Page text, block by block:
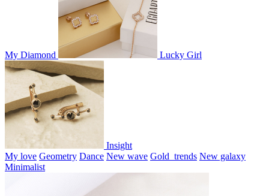
My Diamond Lucky Girl
Insight
My love Geometry Dance New wave Gold_trends New galaxy
Minimalist